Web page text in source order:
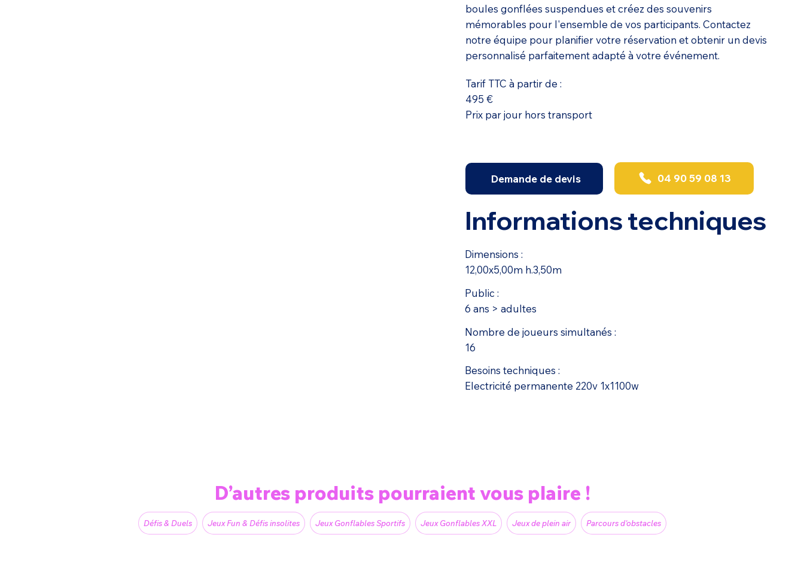
boules gonflées suspendues et créez des souvenirs
mémorables pour l'ensemble de vos participants. Contactez
notre équipe pour planifier votre réservation et obtenir un devis
personnalisé parfaitement adapté à votre événement.
Tarif TTC à partir de :
495 €
Prix par jour hors transport
Demande de devis 04 90 59 08 13
Informations techniques
Dimensions :
12,00x5,00m h.3,50m
Public :
6 ans > adultes
Nombre de joueurs simultanés :
16
Besoins techniques :
Electricité permanente 220v 1x1100w
D’autres produits pourraient vous plaire !
Défis & Duels Jeux Fun & Défis insolites Jeux Gonflables Sportifs Jeux Gonflables XXL Jeux de plein air Parcours d'obstacles